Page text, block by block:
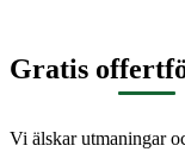
Gratis
Vi älskar utmaningar